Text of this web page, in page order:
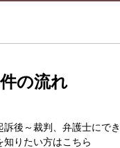
の流れ
後～裁判、弁護士にでき
りたい方はこちら